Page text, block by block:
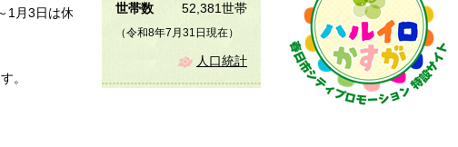
世帯数
52,381世帯
（令和8年7月31日現在）
人口統計
1月3日は休
。